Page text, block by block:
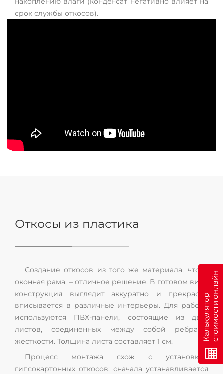
срок службы откосов).
Откосы из пластика
Создание откосов из того же материала, что и
оконная рама, – отличное решение. В готовом виде
конструкция выглядит аккуратно и прекрасно
вписывается в различные интерьеры. Для работы
используются ПВХ-панели, состоящие из двух
листов, соединенных между собой ребрами
жесткости. Толщина листа составляет 1 см.
Процесс монтажа схож с установкой
гипсокартонных откосов: сначала устанавливается
К
а
л
ь
к
у
л
я
т
о
р
с
т
о
и
м
о
с
т
и
о
н
л
а
йн